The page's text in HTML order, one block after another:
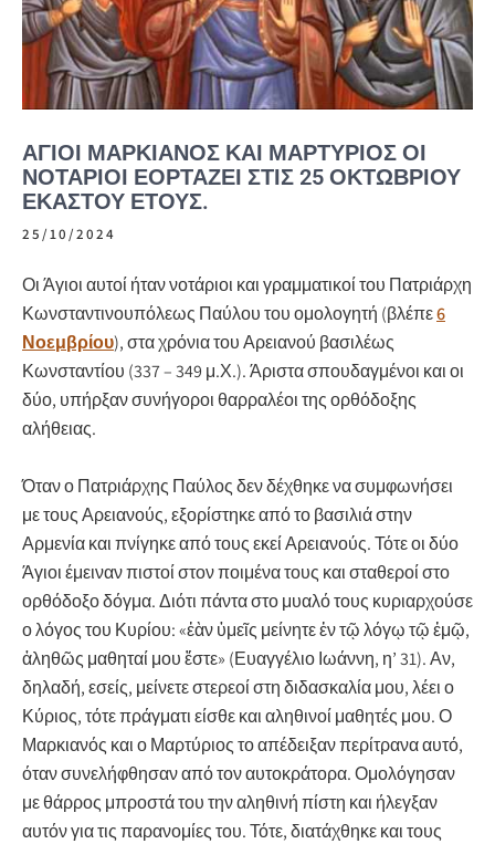
ΆΓΙΟΙ ΜΑΡΚΙΑΝΌΣ ΚΑΙ ΜΑΡΤΎΡΙΟΣ ΟΙ
ΝΟΤΆΡΙΟΙ ΕΟΡΤΆΖΕΙ ΣΤΙΣ 25 ΟΚΤΩΒΡΊΟΥ
ΕΚΆΣΤΟΥ ΈΤΟΥΣ.
25/10/2024
Οι Άγιοι αυτοί ήταν νοτάριοι και γραμματικοί του Πατριάρχη
Κωνσταντινουπόλεως Παύλου του ομολογητή (βλέπε6
Νοεμβρίου), στα χρόνια του Αρειανού βασιλέως
Κωνσταντίου (337 – 349 μ.Χ.). Άριστα σπουδαγμένοι και οι
δύο, υπήρξαν συνήγοροι θαρραλέοι της ορθόδοξης
αλήθειας.
Όταν ο Πατριάρχης Παύλος δεν δέχθηκε να συμφωνήσει
με τους Αρειανούς, εξορίστηκε από το βασιλιά στην
Αρμενία και πνίγηκε από τους εκεί Αρειανούς. Τότε οι δύο
Άγιοι έμειναν πιστοί στον ποιμένα τους και σταθεροί στο
ορθόδοξο δόγμα. Διότι πάντα στο μυαλό τους κυριαρχούσε
ο λόγος του Κυρίου: «ἐὰν ὐμεῖς μείνητε ἐν τῷ λόγῳ τῷ ἐμῷ,
ἀληθῶς μαθηταί μου ἔστε» (Ευαγγέλιο Ιωάννη, η’ 31). Αν,
δηλαδή, εσείς, μείνετε στερεοί στη διδασκαλία μου, λέει ο
Κύριος, τότε πράγματι είσθε και αληθινοί μαθητές μου. Ο
Μαρκιανός και ο Μαρτύριος το απέδειξαν περίτρανα αυτό,
όταν συνελήφθησαν από τον αυτοκράτορα. Ομολόγησαν
με θάρρος μπροστά του την αληθινή πίστη και ήλεγξαν
αυτόν για τις παρανομίες του. Τότε, διατάχθηκε και τους